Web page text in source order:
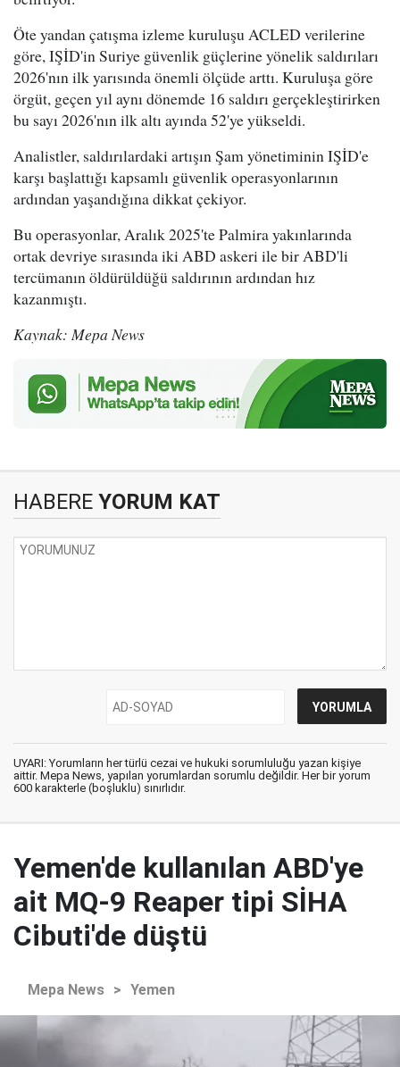
Öte yandan çatışma izleme kuruluşu ACLED verilerine
göre, IŞİD'in Suriye güvenlik güçlerine yönelik saldırıları
2026'nın ilk yarısında önemli ölçüde arttı. Kuruluşa göre
örgüt, geçen yıl aynı dönemde 16 saldırı gerçekleştirirken
bu sayı 2026'nın ilk altı ayında 52'ye yükseldi.
Analistler, saldırılardaki artışın Şam yönetiminin IŞİD'e
karşı başlattığı kapsamlı güvenlik operasyonlarının
ardından yaşandığına dikkat çekiyor.
Bu operasyonlar, Aralık 2025'te Palmira yakınlarında
ortak devriye sırasında iki ABD askeri ile bir ABD'li
tercümanın öldürüldüğü saldırının ardından hız
kazanmıştı.
Kaynak: Mepa News
HABERE YORUM KAT
UYARI: Yorumların her türlü cezai ve hukuki sorumluluğu yazan kişiye
aittir. Mepa News, yapılan yorumlardan sorumlu değildir. Her bir yorum
600 karakterle (boşluklu) sınırlıdır.
Yemen'de kullanılan ABD'ye
ait MQ-9 Reaper tipi SİHA
Cibuti'de düştü
Mepa News > Yemen